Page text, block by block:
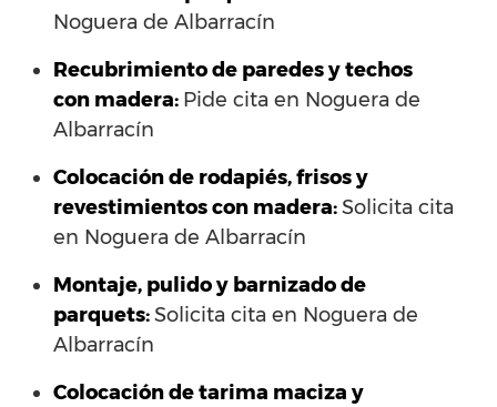
Noguera de Albarracín
Recubrimiento de paredes y techos
con madera: Pide cita en Noguera de
Albarracín
Colocación de rodapiés, frisos y
revestimientos con madera:Solicita cita
en Noguera de Albarracín
Montaje, pulido y barnizado de
parquets:Solicita cita en Noguera de
Albarracín
Colocación de tarima maciza y